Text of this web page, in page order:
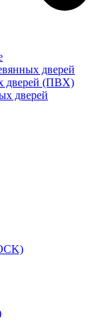
дверей
дверей (ПВХ)
дверей